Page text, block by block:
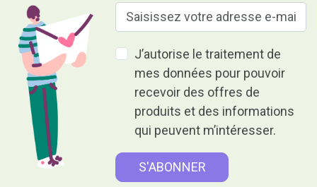
J’autorise le traitement de
mes données pour pouvoir
recevoir des offres de
produits et des informations
qui peuvent m’intéresser.